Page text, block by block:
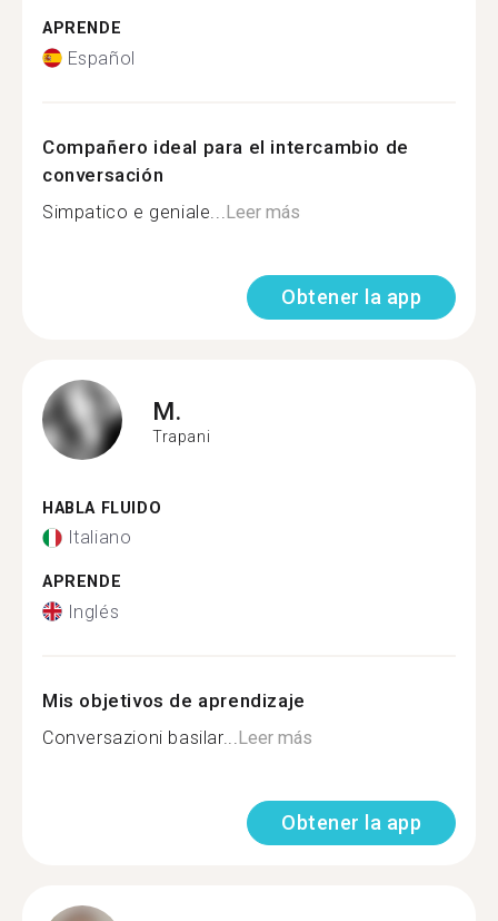
APRENDE
Español
Compañero ideal para el intercambio de
conversación
Simpatico e geniale... Leer más
Obtener la app
M.
Trapani
HABLA FLUIDO
Italiano
APRENDE
Inglés
Mis objetivos de aprendizaje
Conversazioni basilar... Leer más
Obtener la app